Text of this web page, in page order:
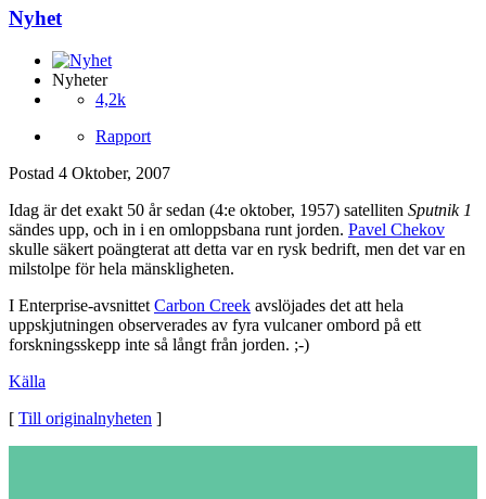
Nyhet
Nyheter
4,2k
Rapport
Postad 4 Oktober, 2007
Idag är det exakt 50 år sedan (4:e oktober, 1957) satelliten Sputnik 1
sändes upp, och in i en omloppsbana runt jorden. Pavel Chekov
skulle säkert poängterat att detta var en rysk bedrift, men det var en
milstolpe för hela mänskligheten.
I Enterprise-avsnittet Carbon Creek avslöjades det att hela
uppskjutningen observerades av fyra vulcaner ombord på ett
forskningsskepp inte så långt från jorden. ;-)
Källa
[ Till originalnyheten ]